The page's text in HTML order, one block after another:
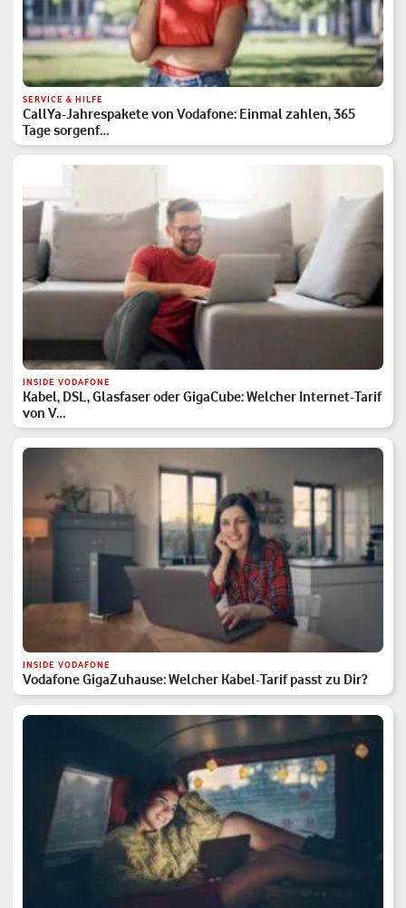
SERVICE & HILFE
CallYa-Jahrespakete von Vodafone: Einmal zahlen, 365
Tage sorgenf…
INSIDE VODAFONE
Kabel, DSL, Glasfaser oder GigaCube: Welcher Internet-Tarif
von V…
INSIDE VODAFONE
Vodafone GigaZuhause: Welcher Kabel-Tarif passt zu Dir?